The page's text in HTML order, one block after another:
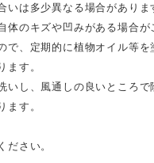
は多少異なる場合がありま
のキズや凹みがある場合が
、定期的に植物オイル等を
す。
し、風通しの良いところで
す。
さい。